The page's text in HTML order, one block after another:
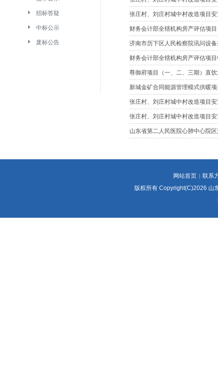
招标答疑
中标公示
废标公告
张庄村、刘庄村城中村改造项目
财务会计部全辖机构房产评估项
济南市历下区人民检察院讯问设
财务会计部全辖机构房产评估项
尊御府项目（一、二、三期）直
新城金矿合同能源管理模式供暖
张庄村、刘庄村城中村改造项目
张庄村、刘庄村城中村改造项目
山东省第二人民医院心肺中心院
网站首页 | 联系
版权所有 Copyright(C)2026 山